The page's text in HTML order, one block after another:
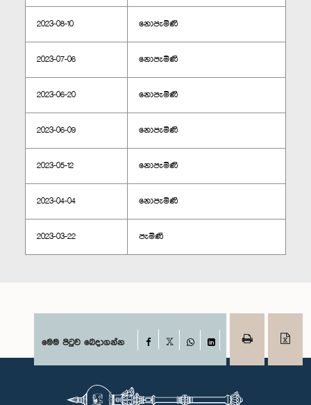
2023-08-10 නොපැමිණි
2023-07-06 නොපැමිණි
2023-06-20 නොපැමිණි
2023-06-09 නොපැමිණි
2023-05-12 නොපැමිණි
2023-04-04 නොපැමිණි
2023-03-22 පැමිණි
මෙම පිටුව බෙදාගන්න Facebook
WhatsAppLinkedIn